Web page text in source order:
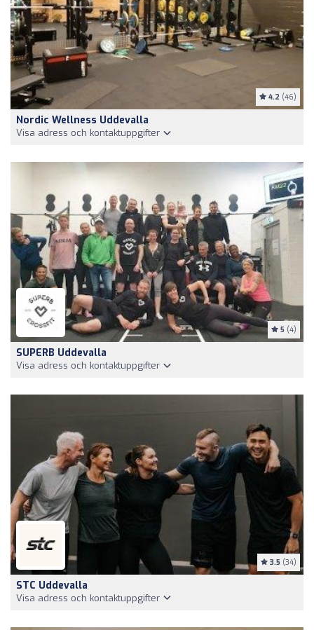
4.2 (46)
Nordic Wellness Uddevalla
Visa adress och kontaktuppgifter
5 (4)
SUPERB Uddevalla
Visa adress och kontaktuppgifter
3.5 (34)
STC Uddevalla
Visa adress och kontaktuppgifter